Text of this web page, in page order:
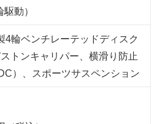
動）
4輪ベンチレーテッドディスク
トンキャリパー、横滑り防止
）、スポーツサスペンション